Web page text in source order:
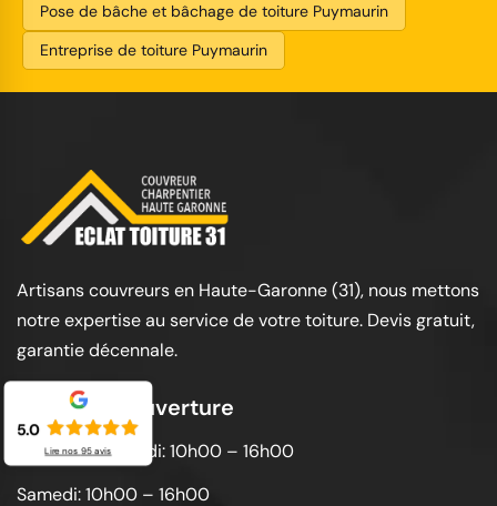
Pose de bâche et bâchage de toiture Puymaurin
Entreprise de toiture Puymaurin
Artisans couvreurs en Haute-Garonne (31), nous mettons
notre expertise au service de votre toiture. Devis gratuit,
garantie décennale.
Horaires d'ouverture
Lundi au vendredi: 10h00 – 16h00
Samedi: 10h00 – 16h00
5.0
Lire nos 95avis